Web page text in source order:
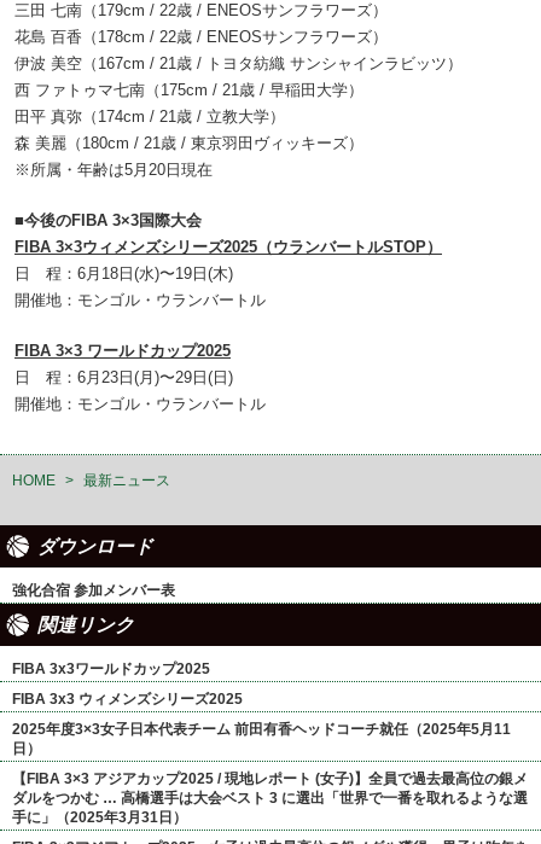
三田 七南（179cm / 22歳 / ENEOSサンフラワーズ）
花島 百香（178cm / 22歳 / ENEOSサンフラワーズ）
伊波 美空（167cm / 21歳 / トヨタ紡織 サンシャインラビッツ）
西 ファトゥマ七南（175cm / 21歳 / 早稲田大学）
田平 真弥（174cm / 21歳 / 立教大学）
森 美麗（180cm / 21歳 / 東京羽田ヴィッキーズ）
※所属・年齢は5月20日現在
■今後のFIBA 3×3国際大会
FIBA 3×3ウィメンズシリーズ2025（ウランバートルSTOP）
日 程：6月18日(水)〜19日(木)
開催地：モンゴル・ウランバートル
FIBA 3×3 ワールドカップ2025
日 程：6月23日(月)〜29日(日)
開催地：モンゴル・ウランバートル
HOME > 最新ニュース
ダウンロード
強化合宿 参加メンバー表
関連リンク
FIBA 3x3ワールドカップ2025
FIBA 3x3 ウィメンズシリーズ2025
2025年度3×3女子日本代表チーム 前田有香ヘッドコーチ就任（2025年5月11
日）
【FIBA 3×3 アジアカップ2025 / 現地レポート (女子)】全員で過去最高位の銀メ
ダルをつかむ … 高橋選手は大会ベスト 3 に選出「世界で一番を取れるような選
手に」（2025年3月31日）